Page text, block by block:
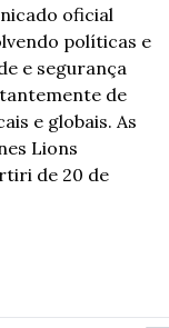
oficial
políticas e
e segurança
de
e globais. As
Lions
de 20 de